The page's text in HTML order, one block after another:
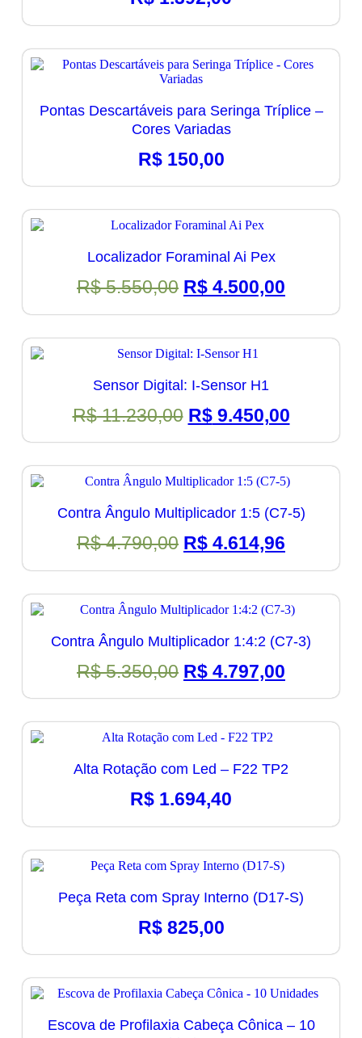
Pontas Descartáveis para Seringa Tríplice –
Cores Variadas
R$150,00
Localizador Foraminal Ai Pex
R$5.550,00 O
era:
R$ 5.550,00.
R$ 4.500,00
é:
Sensor Digital: I-Sensor H1
R$11.230,00 O
era:
R$ 11.230,00.
R$9.450,00O
preço
é:
R$
Contra Ângulo Multiplicador 1:5 (C7-5)
R$4.790,00 O
era:
R$ 4.790,00.
R$ 4.614,96
é:
R$
Contra Ângulo Multiplicador 1:4:2 (C7-3)
R$5.350,00 O
era:
R$ 5.350,00.
R$ 4.797,00
é:
Alta Rotação com Led – F22 TP2
R$ 1.694,40
Peça Reta com Spray Interno (D17-S)
R$825,00
Escova de Profilaxia Cabeça Cônica – 10